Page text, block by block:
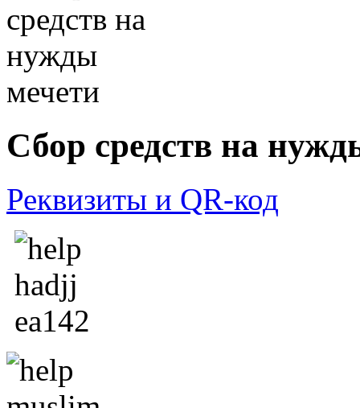
Сбор средств на
Реквизиты и QR-код